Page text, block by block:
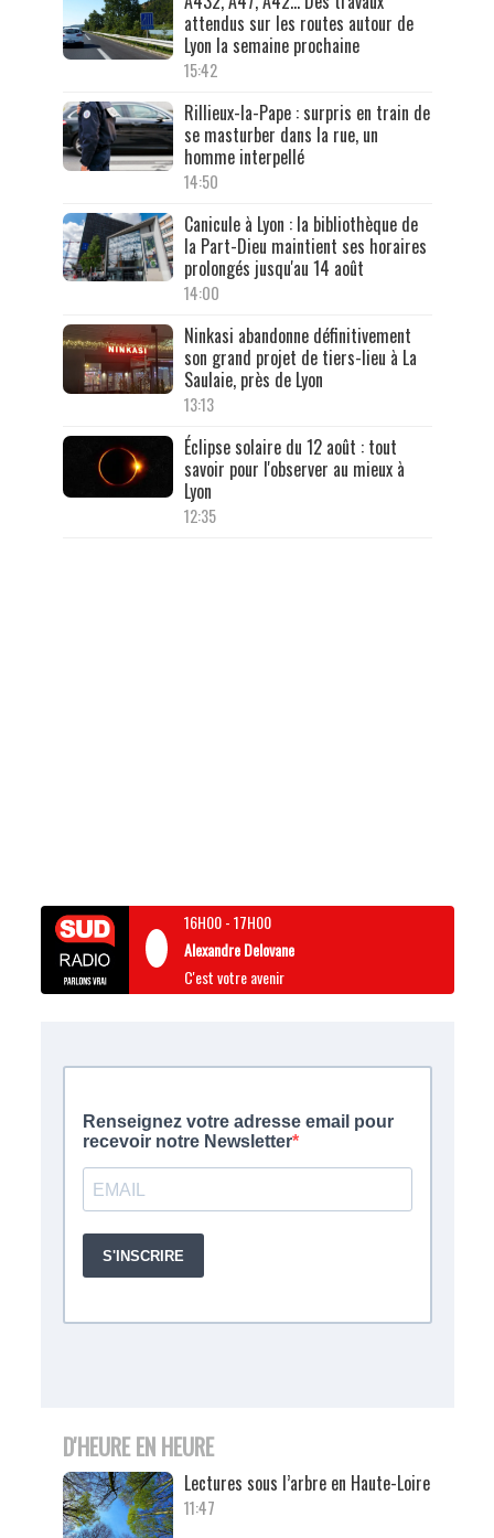
attendus sur les routes autour de
Lyon la semaine prochaine
15:42
Rillieux-la-Pape : surpris en train de
se masturber dans la rue, un
homme interpellé
14:50
Canicule à Lyon : la bibliothèque de
la Part-Dieu maintient ses horaires
prolongés jusqu'au 14 août
14:00
Ninkasi abandonne définitivement
son grand projet de tiers-lieu à La
Saulaie, près de Lyon
13:13
Éclipse solaire du 12 août : tout
savoir pour l'observer au mieux à
Lyon
12:35
16H00-17H00
Alexandre Delovane
C'est votre avenir
D'HEURE EN HEURE
Lectures sous l’arbre en Haute-Loire
11:47